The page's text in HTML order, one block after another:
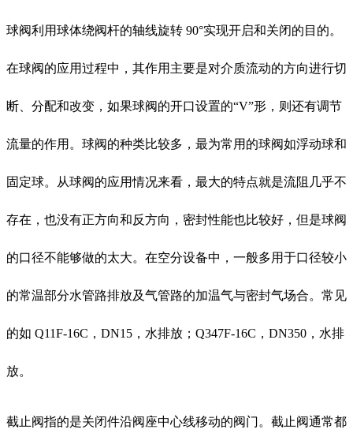
球阀利用球体绕阀杆的轴线旋转 90°实现开启和关闭的目的。
在球阀的应用过程中，其作用主要是对介质流动的方向进行切
断、分配和改变，如果球阀的开口设置的“V”形，则还有调节
流量的作用。球阀的种类比较多，最为常用的球阀如浮动球和
固定球。从球阀的应用情况来看，最大的特点就是流阻几乎不
存在，也没有正方向和反方向，密封性能也比较好，但是球阀
的口径不能够做的太大。在空分设备中，一般多用于口径较小
的常温部分水管路排放及气管路的加温气与密封气场合。常见
的如 Q11F-16C，DN15，水排放；Q347F-16C，DN350，水排
放。
截止阀指的是关闭件沿阀座中心线移动的阀门。截止阀通常都